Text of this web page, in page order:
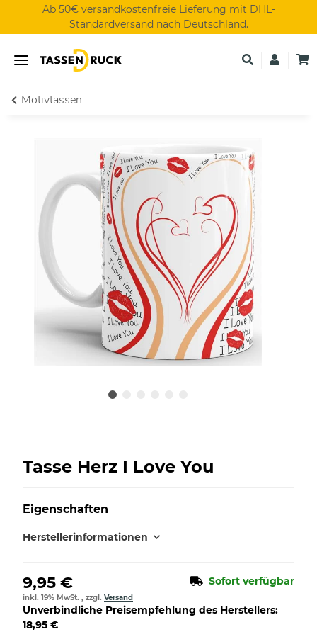
Ab 50€ versandkostenfreie Lieferung mit DHL-
Standardversand nach Deutschland.
Motivtassen
Tasse Herz I Love You
Eigenschaften
Herstellerinformationen
9,95 € Sofort verfügbar
inkl. 19% MwSt. , zzgl. Versand
Unverbindliche Preisempfehlung des Herstellers:
18,95 €